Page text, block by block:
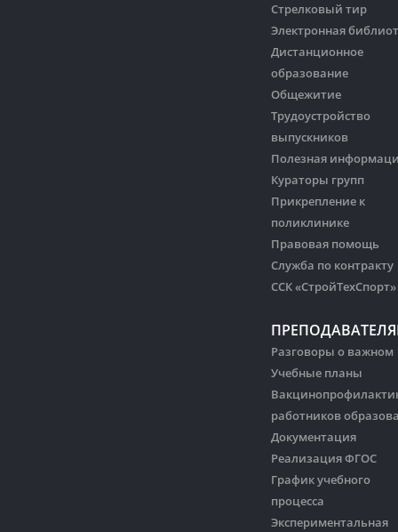
Стрелковый тир
Электронная
Дистанционное
образование
Общежитие
Трудоустройство
выпускников
Полезная
Кураторы групп
Прикрепление к
поликлинике
Правовая помощь
Служба по контракту
ССК «СтройТехСпорт»
Разговоры о важном
Учебные планы
работников
Документация
Реализация ФГОС
График учебного
процесса
Экспериментальная